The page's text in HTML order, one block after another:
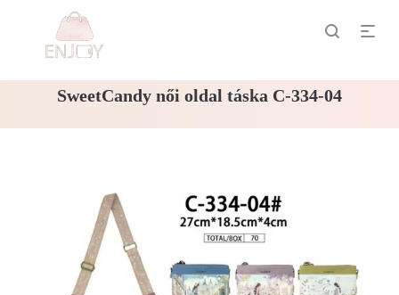
SweetCandy női oldal táska C-334-04